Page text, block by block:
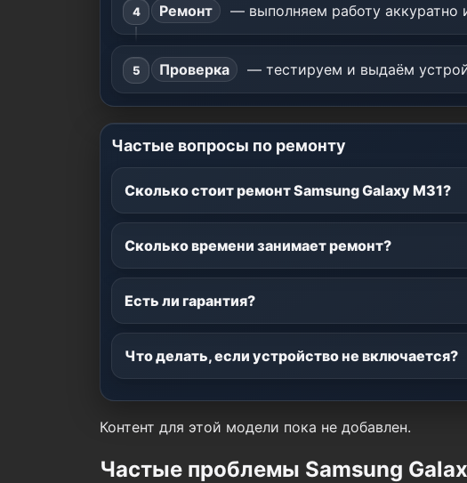
Ремонт — выполняем работу аккуратно
Проверка — тестируем и выдаём
Частые вопросы по ремонту
Сколько стоит ремонт Samsung Galaxy M31?
Сколько времени занимает ремонт?
Есть ли гарантия?
Что делать, если устройство не включается?
Контент для этой модели пока не добавлен.
Частые проблемы Samsung